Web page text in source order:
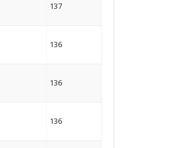
137
136
136
136